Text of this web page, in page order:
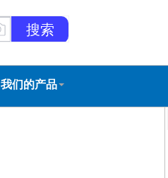
我们的产品